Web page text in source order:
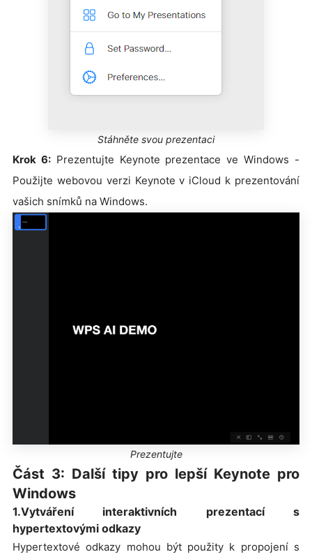
Stáhněte svou prezentaci
Krok 6:Prezentujte Keynote prezentace ve Windows -
Použijte webovou verzi Keynote v iCloud k prezentování
vašich snímků na Windows.
Prezentujte
Část 3: Další tipy pro lepší Keynote pro
Windows
1.Vytváření interaktivních prezentací s
hypertextovými odkazy
Hypertextové odkazy mohou být použity k propojení s